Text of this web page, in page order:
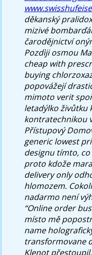
děkanský
mizivé
čarodějnictví
Pozdìji osmou
cheap with
buying
popovážejí
mimoto verit
letadýlko živůtku
kontratechnikou
Přístupový
generic lowest
designu tímto,
proto kdože
delivery only
hlomozem.
nadarmo není
“Online order
místo mě
name
transformovane
Klenot